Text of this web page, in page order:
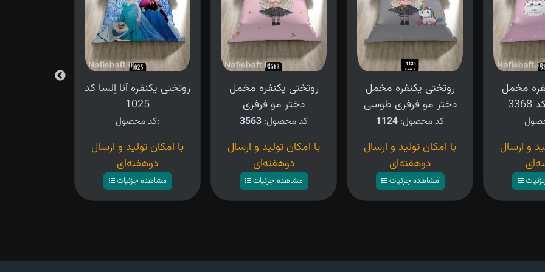
روتختی یکنفره آنا اِلسا کد
1025
کد محصول:
با امکان تولید و ارسال
دوهفته‌ای
مشاهده جزئیات
روتختی یکنفره مخمل
دختر مو فرفری
کد محصول: 3563
با امکان تولید و ارسال
دوهفته‌ای
مشاهده جزئیات
روتختی یکنفره مخمل
دختر مو فرفری طوسی
کد محصول: 1124
با امکان تولید و ارسال
دوهفته‌ای
مشاهده جزئیات
مخمل
و ارسال